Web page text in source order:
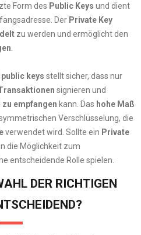
Form des Public Keys und dient
Der Private Key
zu werden und ermöglicht den
keys stellt sicher, dass nur
signieren und
zu empfangen kann. Das hohe Maß
Verschlüsselung, die
verwendet wird. Sollte ein Private
die Möglichkeit zum
entscheidende Rolle spielen.
DER RICHTIGEN